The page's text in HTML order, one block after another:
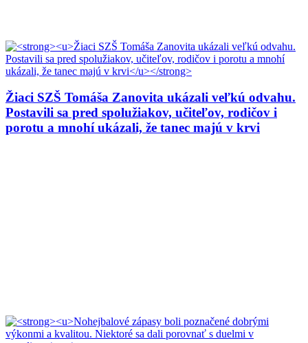
Žiaci SZŠ Tomáša Zanovita ukázali veľkú odvahu.
Postavili sa pred spolužiakov, učiteľov, rodičov i
porotu a mnohí ukázali, že tanec majú v krvi